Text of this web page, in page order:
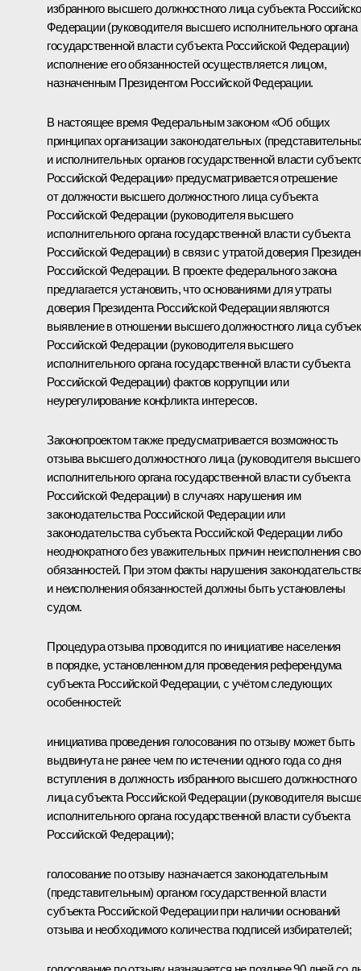
избранного высшего должностного лица субъекта
Федерации (руководителя высшего исполнительного органа
государственной власти субъекта Российской Федерации)
исполнение его обязанностей осуществляется лицом,
назначенным Президентом Российской Федерации.
В настоящее время Федеральным законом «Об общих
принципах организации законодательных
и исполнительных органов государственной власти
Российской Федерации» предусматривается отрешение
от должности высшего должностного лица субъекта
Российской Федерации (руководителя высшего
исполнительного органа государственной власти субъекта
Российской Федерации) в связи с утратой доверия
Российской Федерации. В проекте федерального закона
предлагается установить, что основаниями для утраты
доверия Президента Российской Федерации являются
выявление в отношении высшего должностного лица
Российской Федерации (руководителя высшего
исполнительного органа государственной власти субъекта
Российской Федерации) фактов коррупции или
неурегулирование конфликта интересов.
Законопроектом также предусматривается возможность
отзыва высшего должностного лица (руководителя высшего
исполнительного органа государственной власти субъекта
Российской Федерации) в случаях нарушения им
законодательства Российской Федерации или
законодательства субъекта Российской Федерации либо
неоднократного без уважительных причин неисполнения
обязанностей. При этом факты нарушения
и неисполнения обязанностей должны быть установлены
судом.
Процедура отзыва проводится по инициативе населения
в порядке, установленном для проведения референдума
субъекта Российской Федерации, с учётом следующих
особенностей:
инициатива проведения голосования по отзыву может быть
выдвинута не ранее чем по истечении одного года со дня
вступления в должность избранного высшего должностного
лица субъекта Российской Федерации (руководителя
исполнительного органа государственной власти субъекта
Российской Федерации);
голосование по отзыву назначается законодательным
(представительным) органом государственной власти
субъекта Российской Федерации при наличии оснований
отзыва и необходимого количества подписей избирателей;